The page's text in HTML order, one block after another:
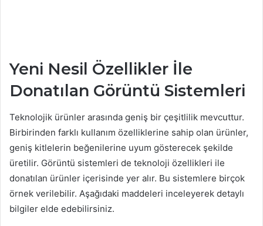
Yeni Nesil Özellikler İle
Donatılan Görüntü Sistemleri
Teknolojik ürünler arasında geniş bir çeşitlilik mevcuttur.
Birbirinden farklı kullanım özelliklerine sahip olan ürünler,
geniş kitlelerin beğenilerine uyum gösterecek şekilde
üretilir. Görüntü sistemleri de teknoloji özellikleri ile
donatılan ürünler içerisinde yer alır. Bu sistemlere birçok
örnek verilebilir. Aşağıdaki maddeleri inceleyerek detaylı
bilgiler elde edebilirsiniz.